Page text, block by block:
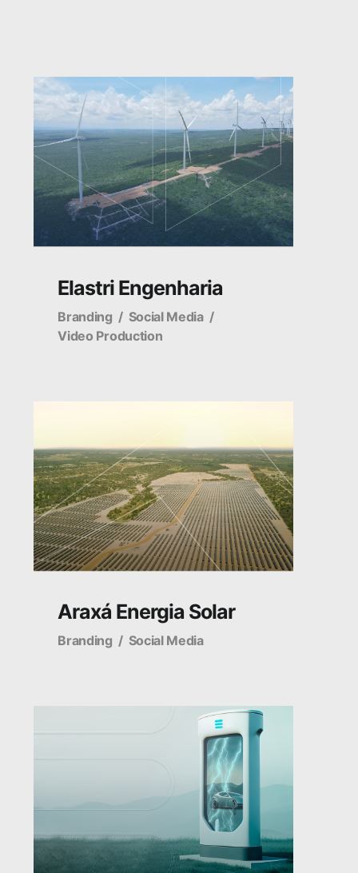
Elastri Engenharia
Branding
Social Media
Video Production
Araxá Energia Solar
Branding Social Media